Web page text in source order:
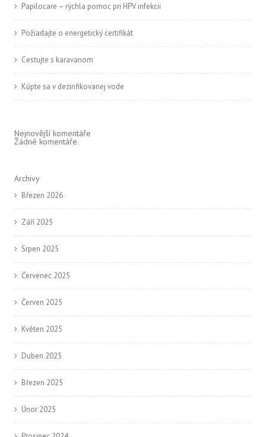
Papilocare – rýchla pomoc pri HPV infekcii
Požiadajte o energetický certifikát
Cestujte s karavanom
Kúpte sa v dezinfikovanej vode
Nejnovější komentáře
Žádné komentáře.
Archivy
Březen 2026
Září 2025
Srpen 2025
Červenec 2025
Červen 2025
Květen 2025
Duben 2025
Březen 2025
Únor 2025